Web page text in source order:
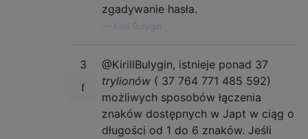
zgadywanie hasła.
Kirill Bulygin
3
@KirillBulygin, istnieje ponad 37
trylionów ( 37 764 771 485 592)
możliwych sposobów łączenia
znaków dostępnych w Japt w ciąg o
długości od 1 do 6 znaków. Jeśli